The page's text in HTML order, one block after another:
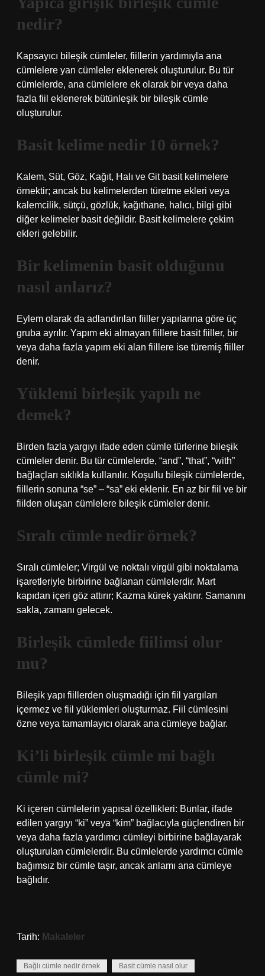
nedir?
Kapsayıcı bileşik cümleler, fiillerin yardımıyla ana
cümlelere yan cümleler eklenerek oluşturulur. Bu tür
cümlelerde, ana cümlelere ek olarak bir veya daha
fazla fiil eklenerek bütünleşik bir bileşik cümle
oluşturulur.
Basit kelime nedir 10 örnek?
Kalem, Süt, Göz, Kağıt, Halı ve Git basit kelimelere
örnektir; ancak bu kelimelerden türetme ekleri veya
kalemcilik, sütçü, gözlük, kağıthane, halıcı, bilgi gibi
diğer kelimeler basit değildir. Basit kelimelere çekim
ekleri gelebilir.
Bir kelimenin basit olduğunu
nasıl anlarız?
Eylem olarak da adlandırılan fiiller yapılarına göre üç
gruba ayrılır. Yapım eki almayan fiillere basit fiiller, bir
veya daha fazla yapım eki alan fiillere ise türemiş fiiller
denir.
Yüklemi birleşik yapılı ne
demek?
Birden fazla yargıyı ifade eden cümle türlerine bileşik
cümleler denir. Bu tür cümlelerde, “and”, “that”, “with”
bağlaçları sıklıkla kullanılır. Koşullu bileşik cümlelerde,
fiillerin sonuna “se” – “sa” eki eklenir. En az bir fiil ve bir
fiilden oluşan cümlelere bileşik cümleler denir.
Sıralı cümle nedir örnek?
Sıralı cümleler; Virgül ve noktalı virgül gibi noktalama
işaretleriyle birbirine bağlanan cümlelerdir. Mart
kapıdan içeri göz attırır; Kazma kürek yaktırır. Samanını
sakla, zamanı gelecek.
Birleşik cümlede fiilimsi olur
mu?
Bileşik yapı fiillerden oluşmadığı için fiil yargıları
içermez ve fiil yüklemleri oluşturmaz. Fiil cümlesini
özne veya tamamlayıcı olarak ana cümleye bağlar.
Ki’li birleşik cümle mi bağlı
cümle mi?
Ki içeren cümlelerin yapısal özellikleri: Bunlar, ifade
edilen yargıyı “ki” veya “kim” bağlacıyla güçlendiren bir
veya daha fazla yardımcı cümleyi birbirine bağlayarak
oluşturulan cümlelerdir. Bu cümlelerde yardımcı cümle
bağımsız bir cümle taşır, ancak anlamı ana cümleye
bağlıdır.
Tarih: Makaleler
Bağlı cümle nedir örnek Basit cümle nasıl olur